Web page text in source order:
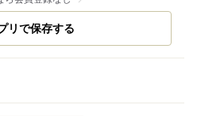
リで保存する